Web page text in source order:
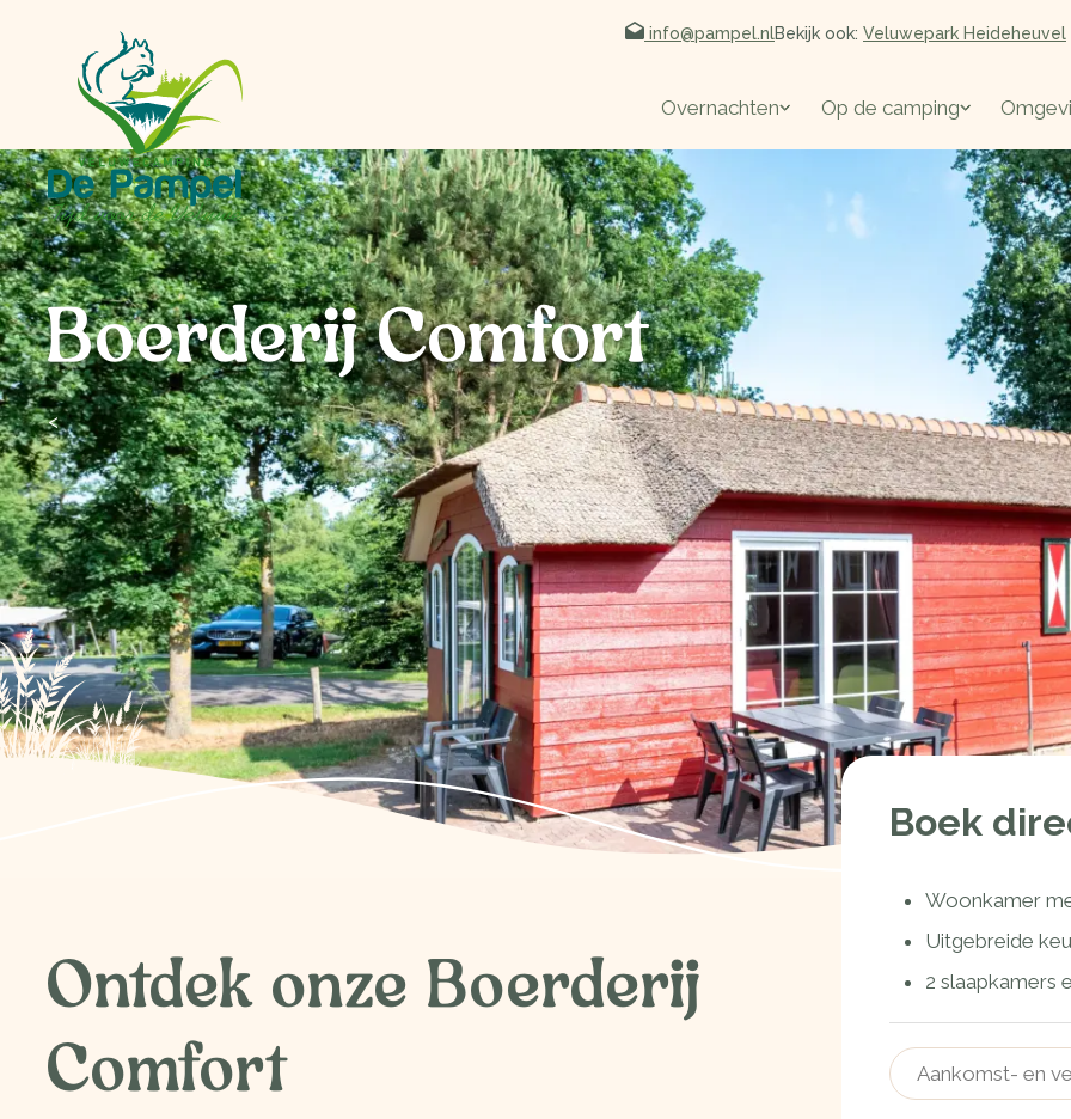
info@pampel.nlBekijk ook: Veluwepark Heideheuvel
Overnachten Op de camping
Boerderij Comfort
<
Ontdek onze Boerderij
Comfort
Boek
Woonkamer
Uitgebreide
2 slaapkamers